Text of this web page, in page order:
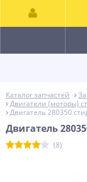
Каталог запчастей
Двигатели (моторы)
Двигатель 280350
Двигатель
(8)